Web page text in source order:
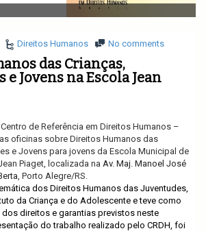
v
i
a
i
o
Direitos Humanos No comments
das Crianças,
e Jovens na Escola Jean
de Referência em Direitos Humanos –
oficinas sobre Direitos Humanos das
e Jovens para jovens da Escola Municipal de
Piaget, localizada na Av. Maj. Manoel José
, Porto Alegre/RS.
dos Direitos Humanos das Juventudes,
da Criança e do Adolescente eteve como
direitos e garantias previstos neste
do trabalho realizado pelo CRDH, foi